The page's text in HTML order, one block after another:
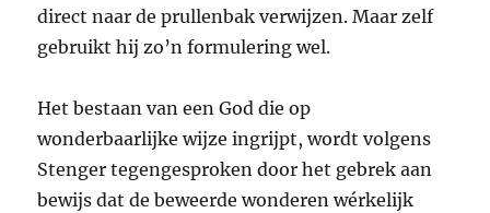
direct naar de prullenbak verwijzen. Maar zelf
gebruikt hij zo’n formulering wel.
Het bestaan van een God die op
wonderbaarlijke wijze ingrijpt, wordt volgens
Stenger tegengesproken door het gebrek aan
bewijs dat de beweerde wonderen wérkelijk